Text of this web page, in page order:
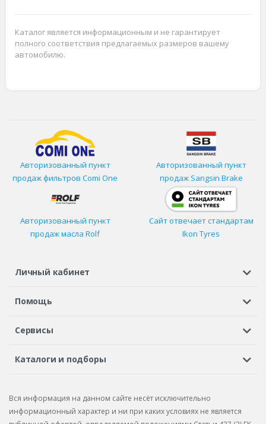
Каталог является информационным и не гарантирует
полного соответствия предлагаемых размеров вашему
автомобилю.
Авторизованный пункт
продаж фильтров Comi One
Авторизованный пункт
продаж Sangsin Brake
Авторизованный пункт
продаж масла Rolf
Сайт отвечает стандартам
Ikon Tyres
Личный кабинет
Регистрация или вход
Помощь
Шины в кредит
Сервисы
Автосервисы
Бонусная программа
Рекламации по услугам
Каталоги и подборы
Подбор запчастей
Вся информация на данном сайте несёт исключительно
информационный характер и ни при каких условиях не является